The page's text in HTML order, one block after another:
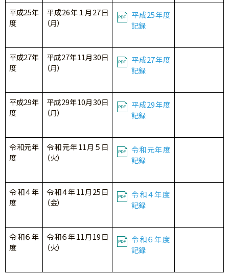
平成25年
度
平成26年１月27日
（月）
平成25年度
記録
平成27年
度
平成27年11月30日
（月）
平成27年度
記録
平成29年
度
平成29年10月30日
（月）
平成29年度
記録
令和元年
度
令和元年11月５日
（火）
令和元年度
記録
令和４年
度
令和４年11月25日
（金）
令和４年度
記録
令和６年
度
令和６年11月19日
（火）
令和６年度
記録